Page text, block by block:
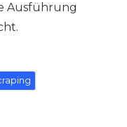
Ausführung